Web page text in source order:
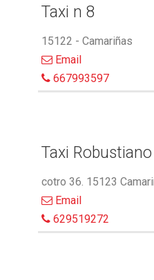
Taxi n 8
15122 - Camariñas
Email
667993597
Taxi Robustiano
cotro 36. 15123
Email
629519272